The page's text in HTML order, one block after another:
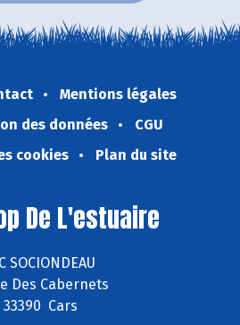
Mentions légales
des données
CGU
cookies
Plan du site
De L'estuaire
SOCIONDEAU
Des Cabernets
33390 Cars